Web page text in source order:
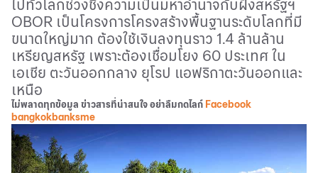
ไปทั่วโลกช่วงชิงความเป็นมหาอำนาจกับฝั่งสหรัฐฯ
OBOR เป็นโครงการโครงสร้างพื้นฐานระดับโลกที่มี
ขนาดใหญ่มาก ต้องใช้เงินลงทุนราว 1.4 ล้านล้าน
เหรียญสหรัฐ เพราะต้องเชื่อมโยง 60 ประเทศ ใน
เอเชีย ตะวันออกกลาง ยุโรป แอฟริกาตะวันออกและ
เหนือ
ไม่พลาดทุกข้อมูล ข่าวสารที่น่าสนใจ อย่าลืมกดไลก์ Facebook
bangkokbanksme